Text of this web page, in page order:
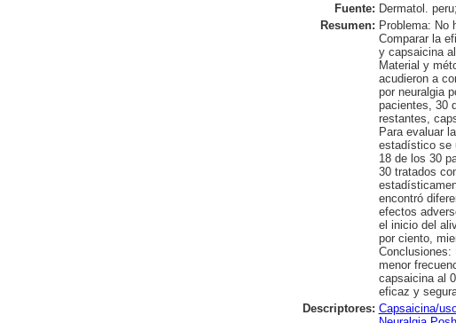
Fuente: Dermatol.
Resumen: Problema: No
Comparar la
y capsaicina
Material y
acudieron a
por neuralgia
pacientes, 30
restantes,
Para evaluar
estadístico se
18 de los 30
30 tratados
encontró
efectos
el inicio del
por ciento,
Conclusiones:
menor
capsaicina al
eficaz y
Descriptores: Capsaicina/